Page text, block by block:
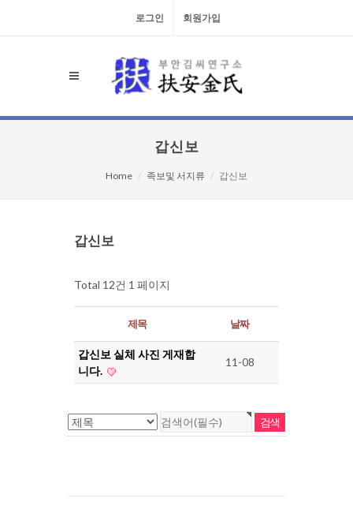
로그인 회원가입
갑신보
Home 족보및 서지류 갑신보
갑신보
Total 12건 1 페이지
제목 날짜
갑신보 실체 사진 게재합
니다.
11-08